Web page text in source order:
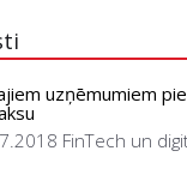
uzņēmumiem
FinTech un